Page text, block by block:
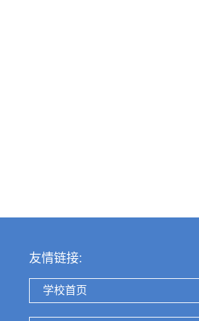
友情链接:
学校首页